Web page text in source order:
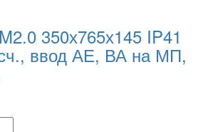
350х765х145 IP41
ввод АЕ, ВА на МП,